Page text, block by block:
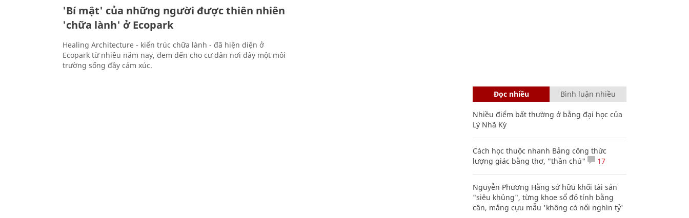
'Bí mật' của những người được thiên nhiên
'chữa lành' ở Ecopark
Healing Architecture - kiến trúc chữa lành - đã hiện diện ở
Ecopark từ nhiều năm nay, đem đến cho cư dân nơi đây một môi
trường sống đầy cảm xúc.
Đọc nhiều Bình luận nhiều
Nhiều điểm bất thường ở bằng đại học của
Lý Nhã Kỳ
Cách học thuộc nhanh Bảng công thức
lượng giác bằng thơ, "thần chú"
17
Nguyễn Phương Hằng sở hữu khối tài sản
"siêu khủng", từng khoe sổ đỏ tính bằng
cân, mắng cựu mẫu 'không có nổi nghìn tỷ'